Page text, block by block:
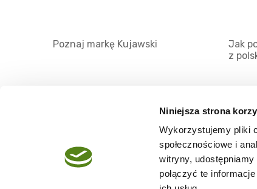
Niniejsza strona
Wykorzystujemy pliki
społecznościowe i
witryny,
połączyć te
Poznaj markę Kujawski
Jak
z
Regulamin